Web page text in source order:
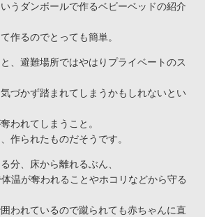
いうダンボールで作るベビーベッドの紹介
作るのでとっても簡単。
、避難場所ではやはりプライベートのス
づかず踏まれてしまうかもしれないとい
われてしまうこと。
作られたものだそうです。
分、床から離れるぶん、
温が奪われることやホコリなどから守る
われているので蹴られても赤ちゃんに直